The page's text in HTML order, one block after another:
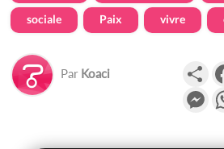
sociale Paix vivre
Par Koaci